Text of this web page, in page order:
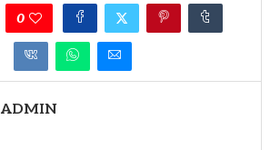
0
ADMIN